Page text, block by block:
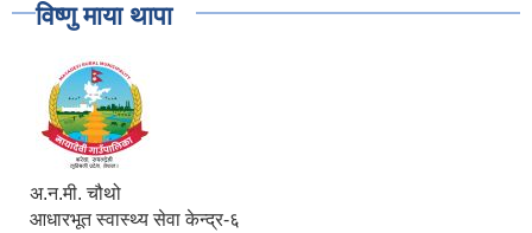
विष्णु माया थापा
अ.न.मी. चौथो
आधारभूत स्वास्थ्य सेवा केन्द्र-६